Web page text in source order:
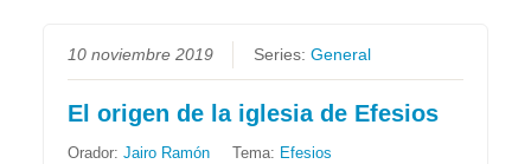
10 noviembre 2019 Series:General
El origen de la iglesia de Efesios
Orador:Jairo Ramón Tema: Efesios